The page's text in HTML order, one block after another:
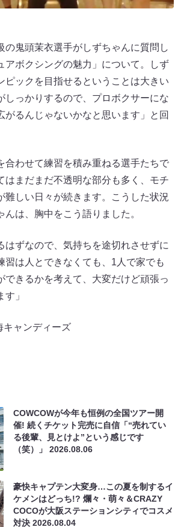
の鬼頭茉衣選手がしずちゃんに質問し
アボクシングの魅力」について。しず
ピックを目指せるということは大きい
しっかりするので、プロボクサーにな
がるんじゃないかなと思います」と回
合わせて練習を積み重ねる選手たちで
はまだまだ不透明な部分も多く、モチ
難しい日々が続きます。こうした状況
んは、胸中をこう語りました。
はずなので、気持ちを途切れさせずに
習は人とできなくても、1人で家でも
できるかを考えて、大変だけど頑張っ
」
キャンディーズ
COWCOWが今年も恒例の全国ツアー開
催! 続くチケット完売に自信「“売れてい
る後輩、見とけよ”という感じです
（笑）」2026.08.06
豪快キャプテン大変身…この夏を制するイ
ケメンはどっち!? 爛々・萌々＆CRAZY
COCOが大阪ステーションシティでコスメ
対決2026.08.04